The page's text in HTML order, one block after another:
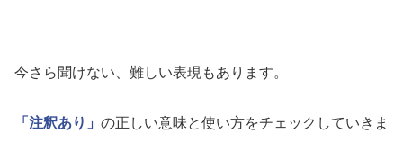
今さら聞けない、難しい表現もあります。
「注釈あり」 の正しい意味と使い方をチェックしていきま